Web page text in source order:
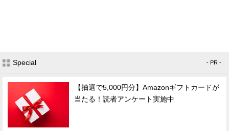
Special - PR -
【抽選で5,000円分】Amazonギフトカードが
当たる！読者アンケート実施中